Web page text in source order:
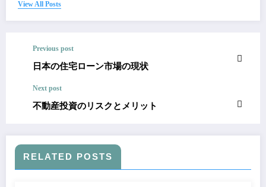
View All Posts
Previous post
日本の住宅ローン市場の現状
Next post
不動産投資のリスクとメリット
RELATED POSTS